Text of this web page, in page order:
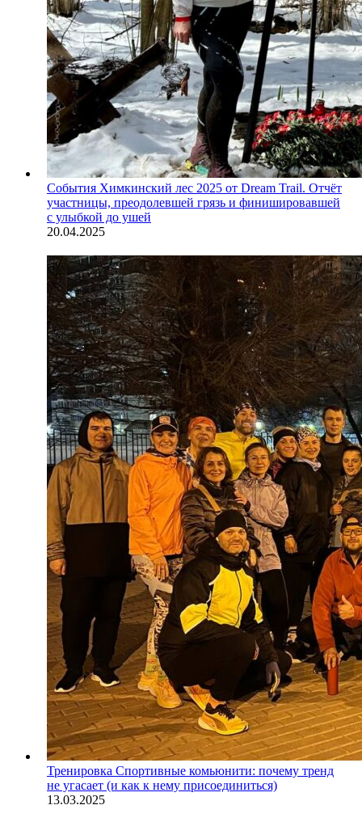
События Химкинский лес 2025 от Dream Trail. Отчёт
участницы, преодолевшей грязь и финишировавшей
с улыбкой до ушей
20.04.2025
Тренировка Спортивные комьюнити: почему тренд
не угасает (и как к нему присоединиться)
13.03.2025